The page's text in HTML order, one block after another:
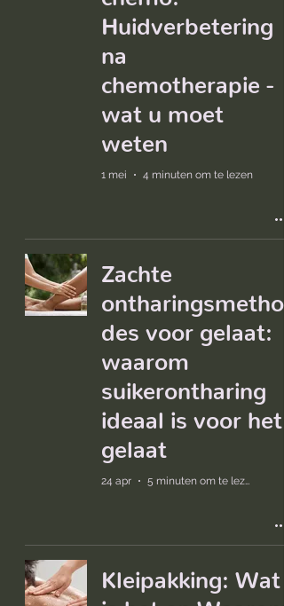
Huidverbetering
na
chemotherapie -
wat u moet
weten
1 mei 4 minuten om te lezen
Zachte
ontharingsmetho
des voor gelaat:
waarom
suikerontharing
ideaal is voor het
gelaat
24 apr 5 minuten om te lezen
Kleipakking: Wat